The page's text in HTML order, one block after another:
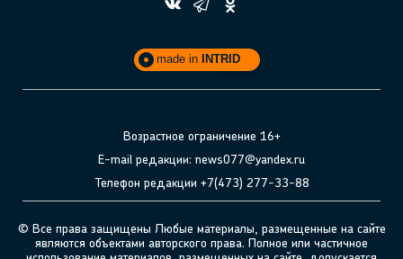
made in INTRID
Возрастное ограничение 16+
E-mail редакции: news077@yandex.ru
Телефон редакции +7(473) 277-33-88
© Все права защищены Любые материалы, размещенные на сайте
являются объектами авторского права. Полное или частичное